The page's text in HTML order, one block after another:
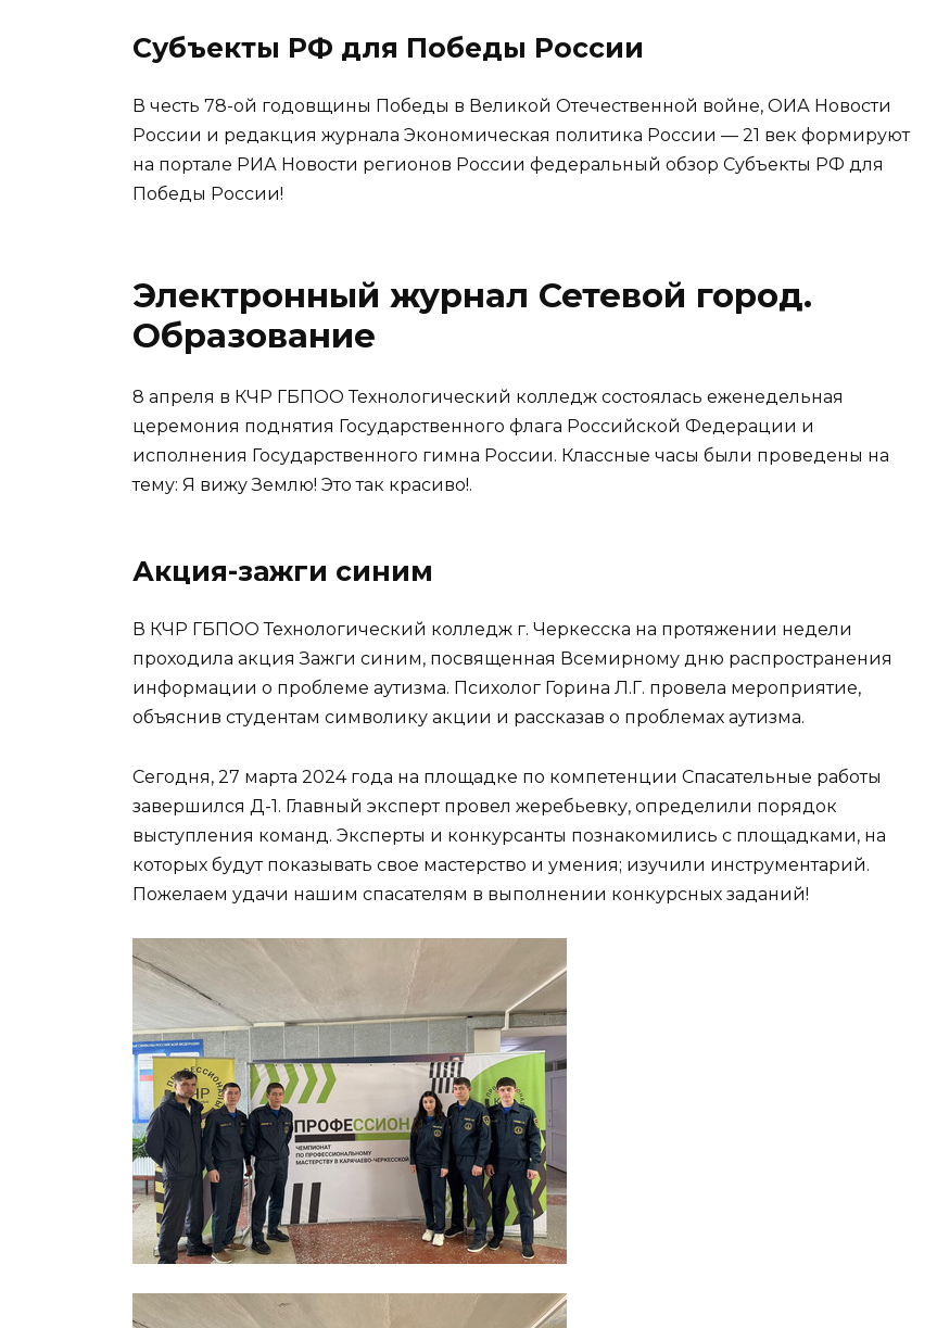
Субъекты РФ для Победы России
В честь 78-ой годовщины Победы в Великой Отечественной войне, ОИА Новости
России и редакция журнала Экономическая политика России — 21 век формируют
на портале РИА Новости регионов России федеральный обзор Субъекты РФ для
Победы России!
Электронный журнал Сетевой город.
Образование
8 апреля в КЧР ГБПОО Технологический колледж состоялась еженедельная
церемония поднятия Государственного флага Российской Федерации и
исполнения Государственного гимна России. Классные часы были проведены на
тему: Я вижу Землю! Это так красиво!.
Акция-зажги синим
В КЧР ГБПОО Технологический колледж г. Черкесска на протяжении недели
проходила акция Зажги синим, посвященная Всемирному дню распространения
информации о проблеме аутизма. Психолог Горина Л.Г. провела мероприятие,
объяснив студентам символику акции и рассказав о проблемах аутизма.
Сегодня, 27 марта 2024 года на площадке по компетенции Спасательные работы
завершился Д-1. Главный эксперт провел жеребьевку, определили порядок
выступления команд. Эксперты и конкурсанты познакомились с площадками, на
которых будут показывать свое мастерство и умения; изучили инструментарий.
Пожелаем удачи нашим спасателям в выполнении конкурсных заданий!